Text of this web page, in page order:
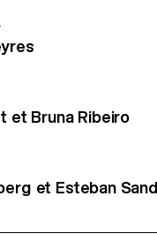
et Bruna Ribeiro
et Esteban